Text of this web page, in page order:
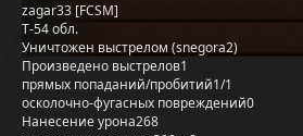
zagar33 [FCSM]
Т-54 обл.
Уничтожен выстрелом (snegora2)
Произведено выстрелов1
прямых попаданий/пробитий1/1
осколочно-фугасных повреждений0
Нанесение урона268